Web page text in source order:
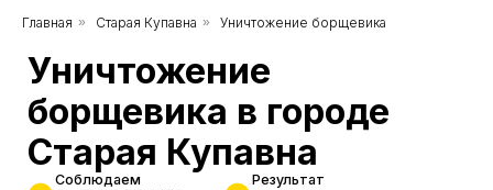
Главная » Старая Купавна » Уничтожение борщевика
Уничтожение
борщевика в городе
Старая Купавна
Соблюдаем
СанПиН 3.5.2.3472-
Результат
за одно
Безопасно для
детей
и животных
Заключаем
официальный
договор